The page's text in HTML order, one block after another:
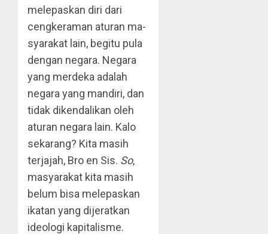
melepaskan diri dari
cengkeraman aturan ma­
syarakat lain, begitu pula
dengan negara. Ne­gara
yang merdeka adalah
negara yang mandiri, dan
tidak dikendalikan oleh
aturan negara lain. Kalo
sekarang? Kita masih
terjajah, Bro en Sis. So,
masyarakat kita masih
belum bisa melepaskan
ikatan yang dijeratkan
ideologi kapitalisme.